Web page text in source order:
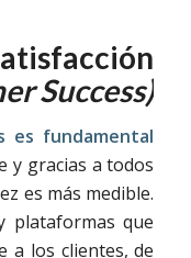
Success)
es fundamental
y gracias a todos
es más medible.
plataformas que
a los clientes, de